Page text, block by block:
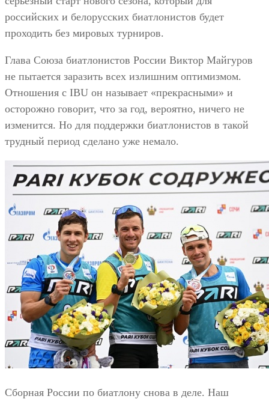
российских и белорусских биатлонистов будет
проходить без мировых турниров.
Глава Союза биатлонистов России Виктор Майгуров
не пытается заразить всех излишним оптимизмом.
Отношения с IBU он называет «прекрасными» и
осторожно говорит, что за год, вероятно, ничего не
изменится. Но для поддержки биатлонистов в такой
трудный период сделано уже немало.
Сборная России по биатлону снова в деле. Наш